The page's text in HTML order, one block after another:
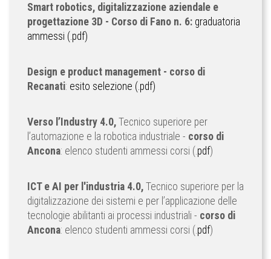
Smart robotics, digitalizzazione aziendale e
progettazione 3D - Corso di Fano n. 6: graduatoria
ammessi (.pdf)
Design e product management - corso di
Recanati: esito selezione (.pdf)
Verso l’Industry 4.0, Tecnico superiore per
l’automazione e la robotica industriale - corso di
Ancona: elenco studenti ammessi corsi (.pdf)
ICT e AI per l'industria 4.0, Tecnico superiore per la
digitalizzazione dei sistemi e per l’applicazione delle
tecnologie abilitanti ai processi industriali - corso di
Ancona: elenco studenti ammessi corsi (.pdf)